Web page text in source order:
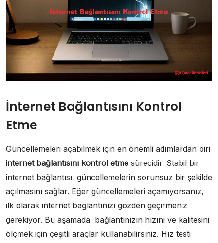
İnternet Bağlantısını Kontrol
Etme
Güncellemeleri açabilmek için en önemli adımlardan biri
internet bağlantısını kontrol etme sürecidir. Stabil bir
internet bağlantısı, güncellemelerin sorunsuz bir şekilde
açılmasını sağlar. Eğer güncellemeleri açamıyorsanız,
ilk olarak internet bağlantınızı gözden geçirmeniz
gerekiyor. Bu aşamada, bağlantınızın hızını ve kalitesini
ölçmek için çeşitli araçlar kullanabilirsiniz. Hız testi